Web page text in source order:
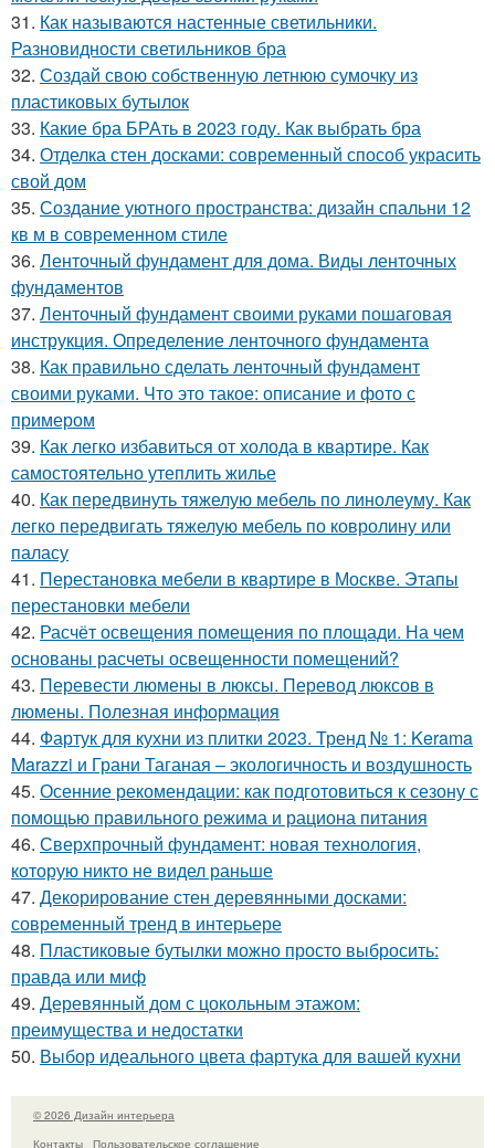
31. Как называются настенные светильники.
Разновидности светильников бра
32. Создай свою собственную летнюю сумочку из
пластиковых бутылок
33. Какие бра БРАть в 2023 году. Как выбрать бра
34. Отделка стен досками: современный способ украсить
свой дом
35. Создание уютного пространства: дизайн спальни 12
кв м в современном стиле
36. Ленточный фундамент для дома. Виды ленточных
фундаментов
37. Ленточный фундамент своими руками пошаговая
инструкция. Определение ленточного фундамента
38. Как правильно сделать ленточный фундамент
своими руками. Что это такое: описание и фото с
примером
39. Как легко избавиться от холода в квартире. Как
самостоятельно утеплить жилье
40. Как передвинуть тяжелую мебель по линолеуму. Как
легко передвигать тяжелую мебель по ковролину или
паласу
41. Перестановка мебели в квартире в Москве. Этапы
перестановки мебели
42. Расчёт освещения помещения по площади. На чем
основаны расчеты освещенности помещений?
43. Перевести люмены в люксы. Перевод люксов в
люмены. Полезная информация
44. Фартук для кухни из плитки 2023. Тренд № 1: Kerama
Marazzi и Грани Таганая – экологичность и воздушность
45. Осенние рекомендации: как подготовиться к сезону с
помощью правильного режима и рациона питания
46. Сверхпрочный фундамент: новая технология,
которую никто не видел раньше
47. Декорирование стен деревянными досками:
современный тренд в интерьере
48. Пластиковые бутылки можно просто выбросить:
правда или миф
49. Деревянный дом с цокольным этажом:
преимущества и недостатки
50. Выбор идеального цвета фартука для вашей кухни
© 2026 Дизайн интерьера
Контакты
Пользовательское соглашение